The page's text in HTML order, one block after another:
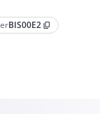
BIS00E2 content_copy